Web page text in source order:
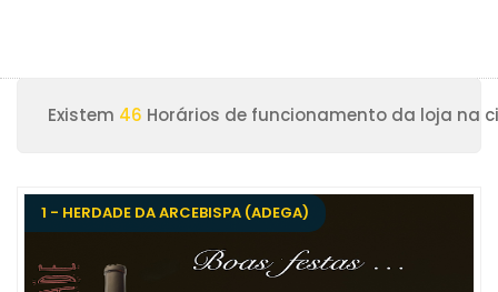
Existem 46 Horários de funcionamento da loja na
1 - HERDADE DA ARCEBISPA (ADEGA)